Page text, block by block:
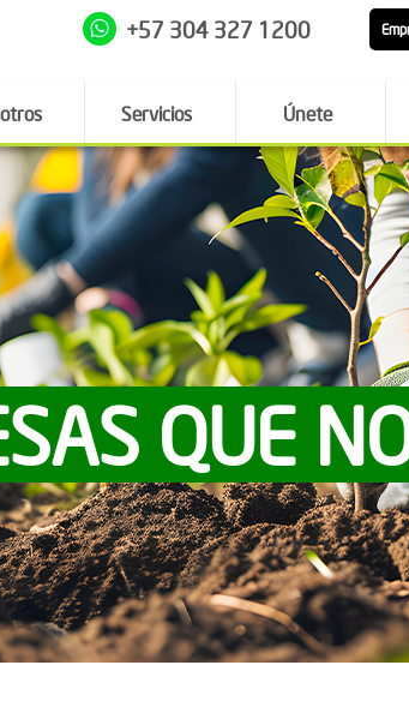
+57 304 327 1200
Servicios Únete
QUE